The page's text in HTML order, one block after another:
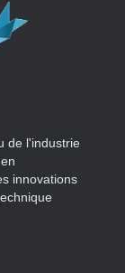
de l'industrie
innovations